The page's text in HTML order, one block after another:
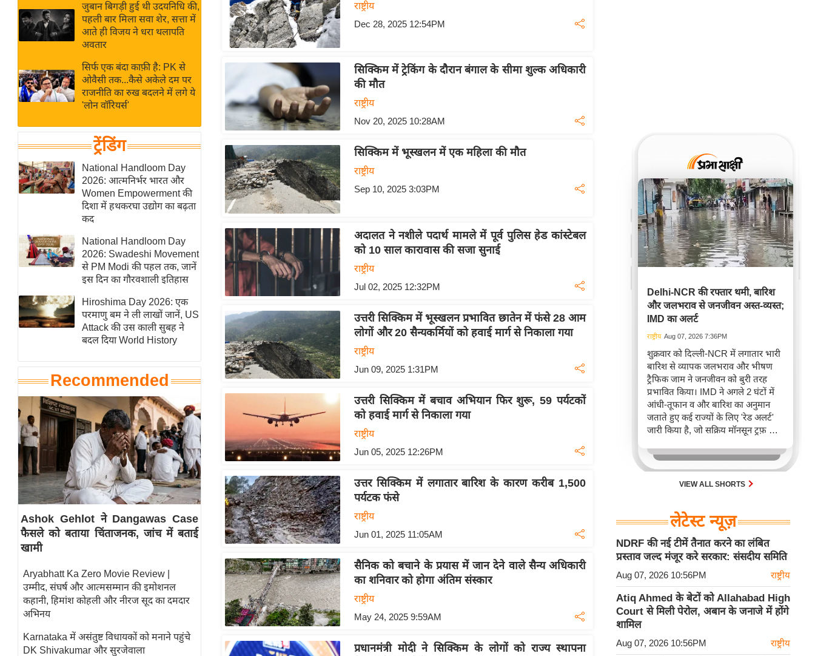
Hindi
Videos
IPL
2026
ई-पेपर
मिसाल बेमिसाल
शख्सियत
यंग इंडिया
साहित्य जगत
ऑटो वर्ल्ड
न्यूज ब्रीफ
मनोरंजन जगत
बॉलीवुड
हॉलीवुड
फिल्म समीक्षा
Breaking
News
लाइफस्टाइल
टेक्नॉलॉजी
घरेलू नुस्खे
पर्यटन स्थल
फिटनेस मंत्रा
रिलेशनशिप
राजनीति
विश्लेषण
समसामयिक
मातृभूमि
स्तंभ
एम.
आई.
चाय पर
समीक्षा
ज्योतिष
जुबान बिगड़ी हुई थी उदयनिधि की,
पहली बार मिला सवा शेर, सत्ता में
आते ही विजय ने धरा थलापति
अवतार
सिर्फ एक बंदा काफ़ी है: PK से
ओवैसी तक...कैसे अकेले दम पर
राजनीति का रुख बदलने में लगे ये
'लोन वॉरियर्स'
ट्रेंडिंग
National Handloom Day
2026: आत्मनिर्भर भारत और
Women Empowerment की
दिशा में हथकरघा उद्योग का बढ़ता
कद
National Handloom Day
2026: Swadeshi Movement
से PM Modi की पहल तक, जानें
इस दिन का गौरवशाली इतिहास
Hiroshima Day 2026: एक
परमाणु बम ने ली लाखों जानें, US
Attack की उस काली सुबह ने
बदल दिया World History
Recommended
Ashok Gehlot ने Dangawas Case
फैसले को बताया चिंताजनक, जांच में बताई
खामी
Aryabhatt Ka Zero Movie Review |
उम्मीद, संघर्ष और आत्मसम्मान की इमोशनल
कहानी, हिमांश कोहली और नीरज सूद का दमदार
अभिनय
Karnataka में असंतुष्ट विधायकों को मनाने पहुंचे
DK Shivakumar और सुरजेवाला
राष्ट्रीय
Dec 28, 2025 12:54PM
सिक्किम में ट्रेकिंग के दौरान बंगाल के सीमा शुल्क अधिकारी
की मौत
राष्ट्रीय
Nov 20, 2025 10:28AM
सिक्किम में भूस्खलन में एक महिला की मौत
राष्ट्रीय
Sep 10, 2025 3:03PM
अदालत ने नशीले पदार्थ मामले में पूर्व पुलिस हेड कांस्टेबल
को 10 साल कारावास की सजा सुनाई
राष्ट्रीय
Jul 02, 2025 12:32PM
उत्तरी सिक्किम में भूस्खलन प्रभावित छातेन में फंसे 28 आम
लोगों और 20 सैन्यकर्मियों को हवाई मार्ग से निकाला गया
राष्ट्रीय
Jun 09, 2025 1:31PM
उत्तरी सिक्किम में बचाव अभियान फिर शुरू, 59 पर्यटकों
को हवाई मार्ग से निकाला गया
राष्ट्रीय
Jun 05, 2025 12:26PM
उत्तर सिक्किम में लगातार बारिश के कारण करीब 1,500
पर्यटक फंसे
राष्ट्रीय
Jun 01, 2025 11:05AM
सैनिक को बचाने के प्रयास में जान देने वाले सैन्य अधिकारी
का शनिवार को होगा अंतिम संस्कार
राष्ट्रीय
May 24, 2025 9:59AM
प्रधानमंत्री मोदी ने सिक्किम के लोगों को राज्य स्थापना
Delhi-NCR की रफ्तार थमी, बारिश
और जलभराव से जनजीवन अस्त-व्यस्त;
IMD का अलर्ट
राष्ट्रीय Aug 07, 2026 7:36PM
शुक्रवार को दिल्ली-NCR में लगातार भारी
बारिश से व्यापक जलभराव और भीषण
ट्रैफिक जाम ने जनजीवन को बुरी तरह
प्रभावित किया। IMD ने अगले 2 घंटों में
आंधी-तूफान व और बारिश का अनुमान
जताते हुए कई राज्यों के लिए 'रेड अलर्ट'
जारी किया है, जो सक्रिय मॉनसून ट्रफ़ और
जिससे यातायात बाधित होने के साथ-साथ
सफदरजंग अस्पताल में भी जलभराव की
स्थिति बनी।VIEW ALL SHORTS
लेटेस्ट न्यूज़
NDRF की नई टीमें तैनात करने का लंबित
प्रस्ताव जल्द मंजूर करे सरकार: संसदीय समिति
Aug 07, 2026 10:56PM राष्ट्रीय
Atiq Ahmed के बेटों को Allahabad High
Court से मिली पेरोल, अबान के जनाजे में होंगे
शामिल
Aug 07, 2026 10:56PM राष्ट्रीय